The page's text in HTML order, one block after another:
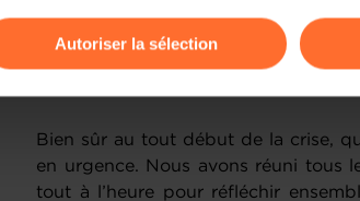
Autoriser la sélection
nous opérons des mélanges de
Ces différents segments n’ont
moment, ce qui a été salutaire
enregistré d’impact négatif sur
Bien sûr au tout début de la crise,
en urgence. Nous avons réuni tous
tout à l’heure pour réfléchir